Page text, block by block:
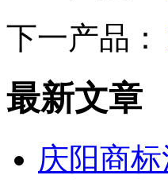
下一产品：
最新文章
庆阳商